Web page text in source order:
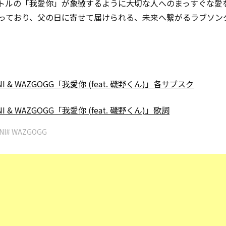
ルの「我愛你」が象徴するように大切な人へのまっすぐな愛
ており、父の日に寄せて届けられる、未来へ繋がるラブソン
& WAZGOGG「我愛你 (feat. 磯野くん)」各サブスク
& WAZGOGG「我愛你 (feat. 磯野くん)」歌詞
# WAZGOGG